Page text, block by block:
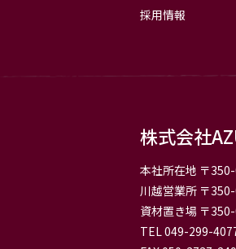
採用情報
株式会社
本社所在地 〒
川越営業所 〒
資材置き場 〒
TEL 049-299-